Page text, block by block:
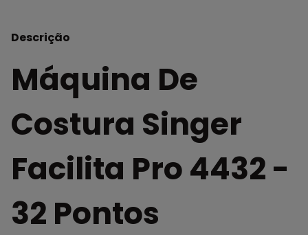
Descrição
Máquina De
Costura Singer
Facilita Pro 4432 -
32 Pontos